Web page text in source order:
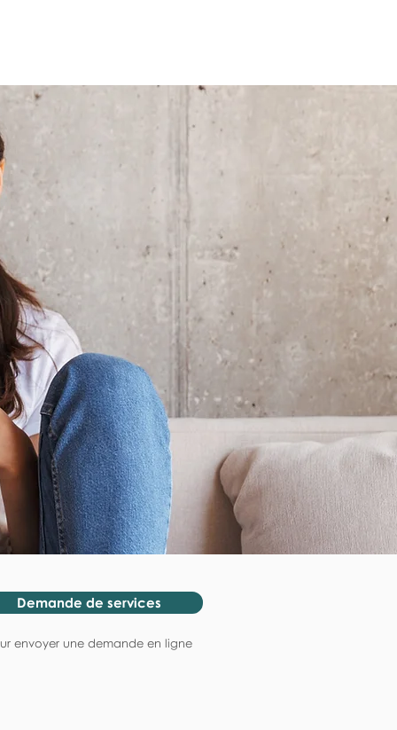
Demande de services
envoyer une demande en ligne